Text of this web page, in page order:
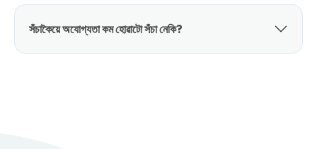
সঁচাকৈয়ে অযোগ্যতা কম হোৱাটো সঁচা নেকি?